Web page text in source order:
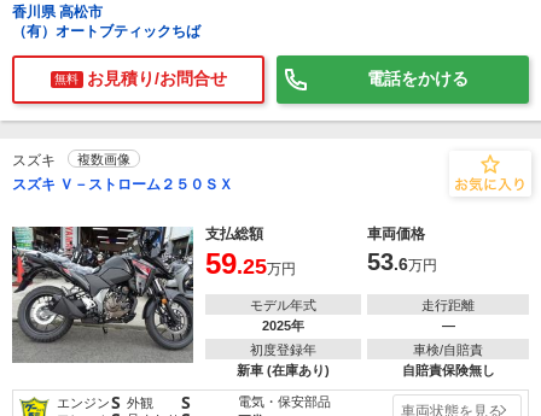
香川県 高松市
（有）オートブティックちば
無料 お見積り/お問合せ 電話をかける
スズキ 複数画像
スズキ Ｖ－ストローム２５０ＳＸ
支払総額 車両価格
59.25万円 53.6万円
モデル年式
2025年
走行距離
―
初度登録年
新車 (在庫あり)
車検/自賠責
自賠責保険無し
エンジンS 外観 S
電気・保安部品
車両状態を見る